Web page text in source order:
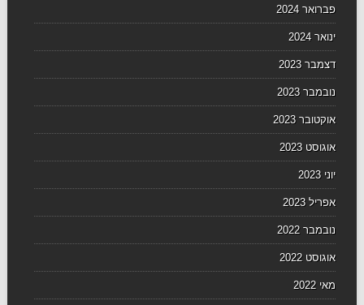
פברואר 2024
ינואר 2024
דצמבר 2023
נובמבר 2023
אוקטובר 2023
אוגוסט 2023
יוני 2023
אפריל 2023
נובמבר 2022
אוגוסט 2022
מאי 2022